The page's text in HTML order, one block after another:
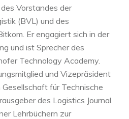
Vorstandes der
(BVL) und des
Er engagiert sich in der
und ist Sprecher des
Technology Academy.
und Vizepräsident
für Technische
des Logistics Journal.
Lehrbüchern zur